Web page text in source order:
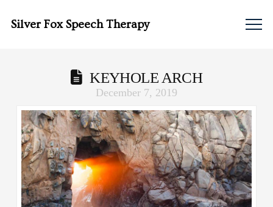
Silver Fox Speech Therapy
KEYHOLE ARCH
December 7, 2019